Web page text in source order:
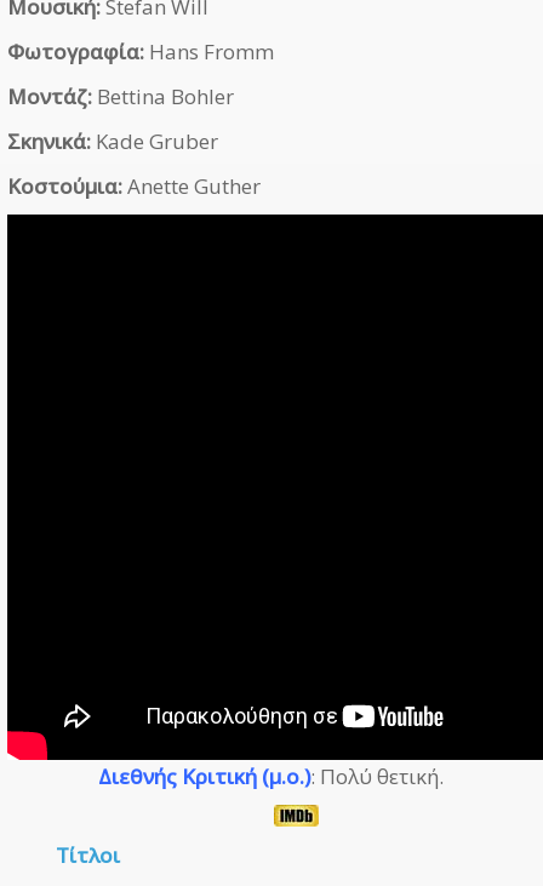
Μουσική:Stefan Will
Φωτογραφία: Hans Fromm
Μοντάζ: Bettina Bohler
Σκηνικά: Kade Gruber
Κοστούμια:Anette Guther
Διεθνής Κριτική (μ.ο.): Πολύ θετική.
Τίτλοι